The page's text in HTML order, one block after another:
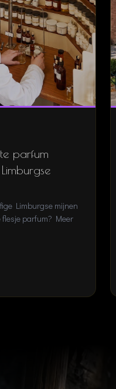
parfum
Limburgse mijnen
flesje parfum? Meer